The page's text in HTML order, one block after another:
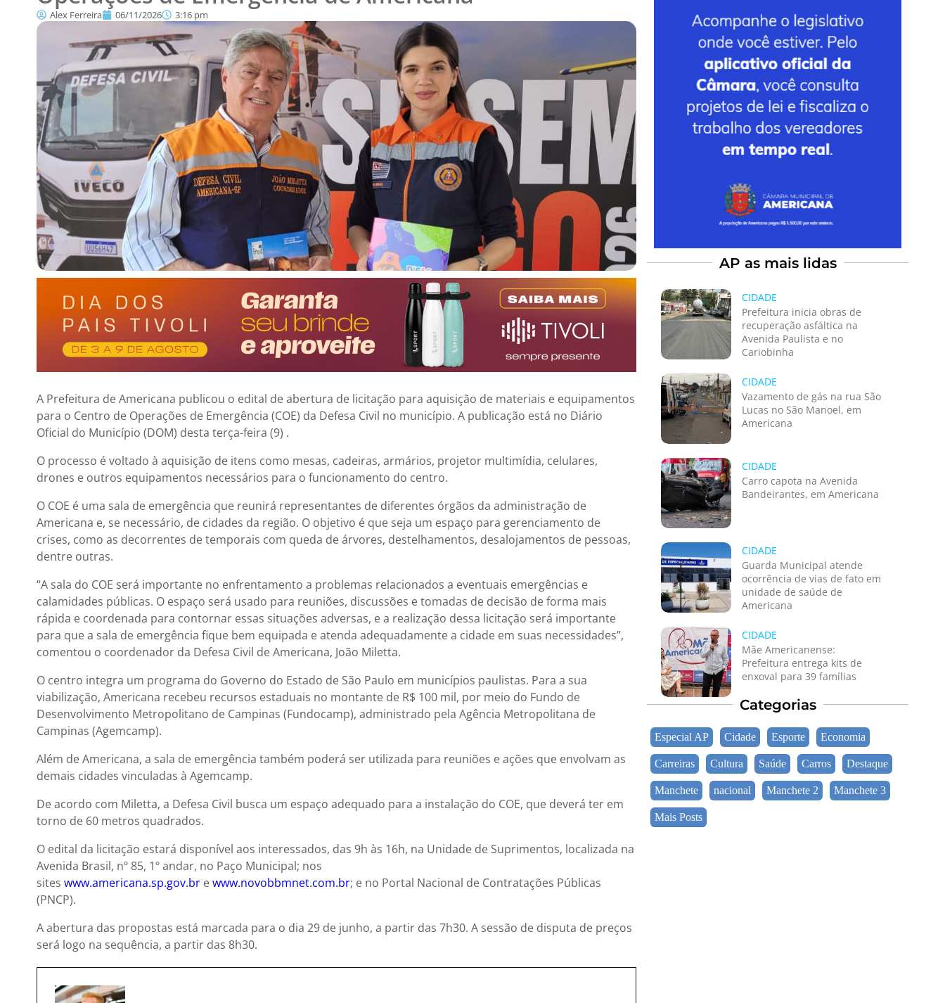
Alex Ferreira 06/11/2026 3:16 pm
A Prefeitura de Americana publicou o edital de abertura de licitação para aquisição de materiais e equipamentos
para o Centro de Operações de Emergência (COE) da Defesa Civil no município. A publicação está no Diário
Oficial do Município (DOM) desta terça-feira (9) .
O processo é voltado à aquisição de itens como mesas, cadeiras, armários, projetor multimídia, celulares,
drones e outros equipamentos necessários para o funcionamento do centro.
O COE é uma sala de emergência que reunirá representantes de diferentes órgãos da administração de
Americana e, se necessário, de cidades da região. O objetivo é que seja um espaço para gerenciamento de
crises, como as decorrentes de temporais com queda de árvores, destelhamentos, desalojamentos de pessoas,
dentre outras.
“A sala do COE será importante no enfrentamento a problemas relacionados a eventuais emergências e
calamidades públicas. O espaço será usado para reuniões, discussões e tomadas de decisão de forma mais
rápida e coordenada para contornar essas situações adversas, e a realização dessa licitação será importante
para que a sala de emergência fique bem equipada e atenda adequadamente a cidade em suas necessidades”,
comentou o coordenador da Defesa Civil de Americana, João Miletta.
O centro integra um programa do Governo do Estado de São Paulo em municípios paulistas. Para a sua
viabilização, Americana recebeu recursos estaduais no montante de R$ 100 mil, por meio do Fundo de
Desenvolvimento Metropolitano de Campinas (Fundocamp), administrado pela Agência Metropolitana de
Campinas (Agemcamp).
Além de Americana, a sala de emergência também poderá ser utilizada para reuniões e ações que envolvam as
demais cidades vinculadas à Agemcamp.
De acordo com Miletta, a Defesa Civil busca um espaço adequado para a instalação do COE, que deverá ter em
torno de 60 metros quadrados.
O edital da licitação estará disponível aos interessados, das 9h às 16h, na Unidade de Suprimentos, localizada na
Avenida Brasil, nº 85, 1º andar, no Paço Municipal; nos
sites www.americana.sp.gov.br ewww.novobbmnet.com.br; e no Portal Nacional de Contratações Públicas
(PNCP).
A abertura das propostas está marcada para o dia 29 de junho, a partir das 7h30. A sessão de disputa de preços
será logo na sequência, a partir das 8h30.
AP as mais lidas
CIDADE
Prefeitura inicia obras de
recuperação asfáltica na
Avenida Paulista e no
Cariobinha
CIDADE
Vazamento de gás na rua São
Lucas no São Manoel, em
Americana
CIDADE
Carro capota na Avenida
Bandeirantes, em Americana
CIDADE
Guarda Municipal atende
ocorrência de vias de fato em
unidade de saúde de
Americana
CIDADE
Mãe Americanense:
Prefeitura entrega kits de
enxoval para 39 famílias
Categorias
Especial AP Cidade Esporte Economia
Carreiras Cultura Saúde Carros Destaque
Manchete nacional Manchete 2 Manchete 3
Mais Posts